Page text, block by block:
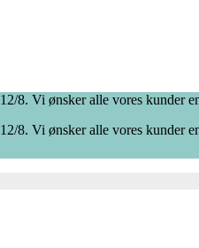
8. Vi ønsker alle vores kunder
8. Vi ønsker alle vores kunder